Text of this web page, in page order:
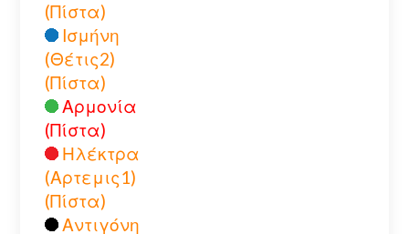
(Πίστα)
Ισμήνη
(Θέτις2)
(Πίστα)
Αρμονία
(Πίστα)
Ηλέκτρα
(Αρτεμις1)
(Πίστα)
Αντιγόνη